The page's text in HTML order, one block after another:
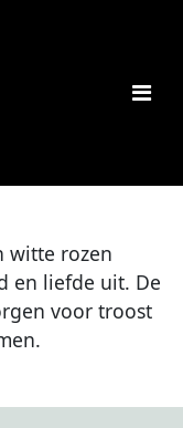
witte rozen
en liefde uit. De
voor troost